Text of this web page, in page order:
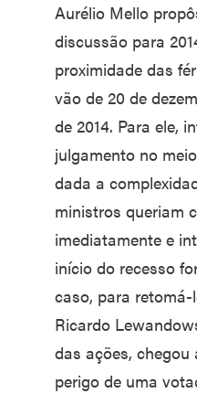
Aurélio Mello
discussão para
proximidade das
vão de 20 de
de 2014. Para ele,
julgamento no
dada a
ministros queriam
imediatamente e
início do recesso
caso, para
Ricardo
das ações,
perigo de uma